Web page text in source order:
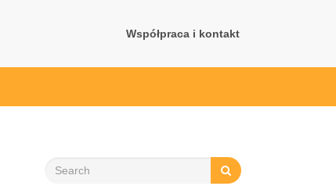
Współpraca i kontakt